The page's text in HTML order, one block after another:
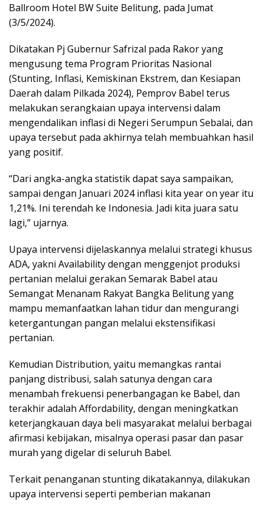
Ballroom Hotel BW Suite Belitung, pada Jumat
(3/5/2024).
Dikatakan Pj Gubernur Safrizal pada Rakor yang
mengusung tema Program Prioritas Nasional
(Stunting, Inflasi, Kemiskinan Ekstrem, dan Kesiapan
Daerah dalam Pilkada 2024), Pemprov Babel terus
melakukan serangkaian upaya intervensi dalam
mengendalikan inflasi di Negeri Serumpun Sebalai, dan
upaya tersebut pada akhirnya telah membuahkan hasil
yang positif.
“Dari angka-angka statistik dapat saya sampaikan,
sampai dengan Januari 2024 inflasi kita year on year itu
1,21%. Ini terendah ke Indonesia. Jadi kita juara satu
lagi,” ujarnya.
Upaya intervensi dijelaskannya melalui strategi khusus
ADA, yakni Availability dengan menggenjot produksi
pertanian melalui gerakan Semarak Babel atau
Semangat Menanam Rakyat Bangka Belitung yang
mampu memanfaatkan lahan tidur dan mengurangi
ketergantungan pangan melalui ekstensifikasi
pertanian.
Kemudian Distribution, yaitu memangkas rantai
panjang distribusi, salah satunya dengan cara
menambah frekuensi penerbangagan ke Babel, dan
terakhir adalah Affordability, dengan meningkatkan
keterjangkauan daya beli masyarakat melalui berbagai
afirmasi kebijakan, misalnya operasi pasar dan pasar
murah yang digelar di seluruh Babel.
Terkait penanganan stunting dikatakannya, dilakukan
upaya intervensi seperti pemberian makanan